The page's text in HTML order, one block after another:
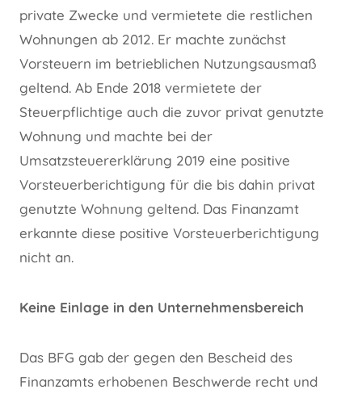
private Zwecke und vermietete die restlichen
Wohnungen ab 2012. Er machte zunächst
Vorsteuern im betrieblichen Nutzungsausmaß
geltend. Ab Ende 2018 vermietete der
Steuerpflichtige auch die zuvor privat genutzte
Wohnung und machte bei der
Umsatzsteuererklärung 2019 eine positive
Vorsteuerberichtigung für die bis dahin privat
genutzte Wohnung geltend. Das Finanzamt
erkannte diese positive Vorsteuerberichtigung
nicht an.
Keine Einlage in den Unternehmensbereich
Das BFG gab der gegen den Bescheid des
Finanzamts erhobenen Beschwerde recht und